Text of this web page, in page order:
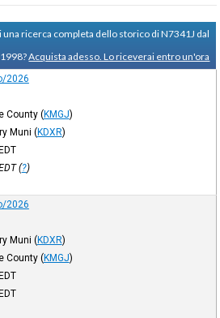
una ricerca completa dello storico di N7341J dal
1998?Acquista adesso. Lo riceverai entro un'ora
2026
County (KMGJ)
Muni (KDXR)
(?)
2026
Muni (KDXR)
County (KMGJ)